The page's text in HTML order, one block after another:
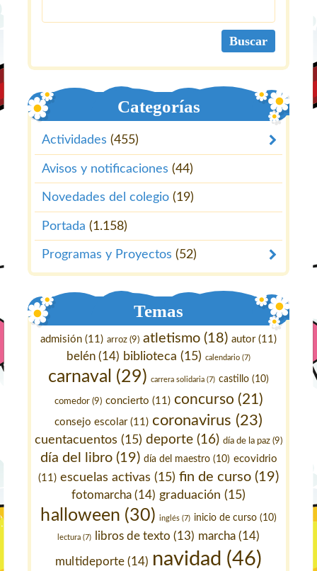
Categorías
Actividades (455)
Avisos y notificaciones (44)
Novedades del colegio (19)
Portada (1.158)
Programas y Proyectos (52)
Temas
admisión (11) arroz (9) atletismo (18) autor(11)
belén (14) biblioteca (15) calendario (7)
carnaval (29) carrera solidaria (7) castillo (10)
comedor(9) concierto (11) concurso (21)
consejo escolar(11) coronavirus (23)
cuentacuentos (15) deporte (16) día de la paz (9)
día del libro(19) día del maestro(10) ecovidrio
(11) escuelas activas (15) fin de curso (19)
fotomarcha (14) graduación (15)
halloween (30) inglés(7) inicio de curso(10)
lectura (7) libros de texto (13) marcha (14)
multideporte(14) navidad (46)